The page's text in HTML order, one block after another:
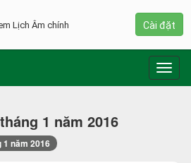
1 năm 2016
1 năm 2016
Lịch Âm chính
Cài đặt